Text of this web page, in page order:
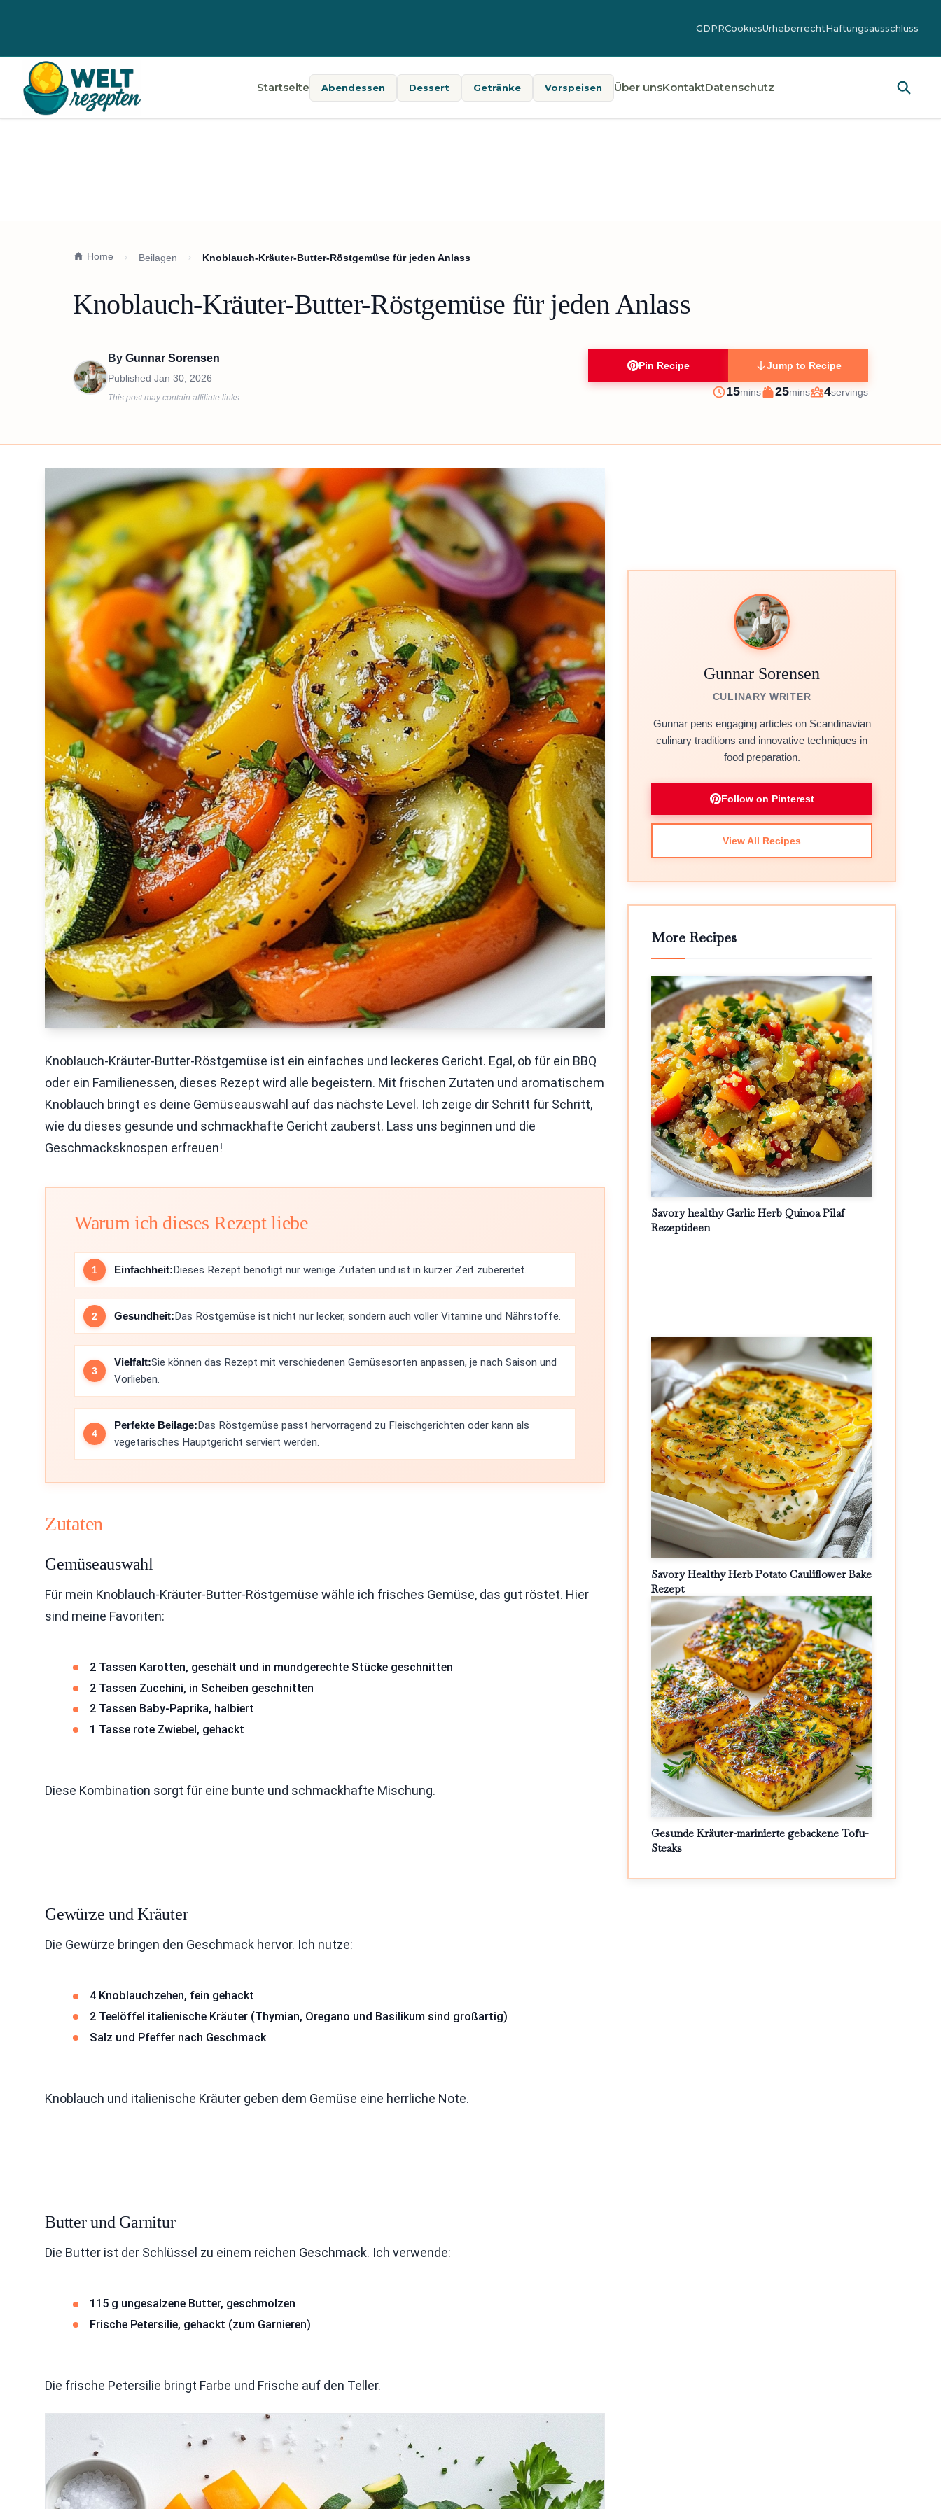
GDPRCookiesUrheberrechtHaftungsausschluss
Startseite Abendessen Dessert Getränke Vorspeisen Über unsKontaktDatenschutz
Home Beilagen Knoblauch-Kräuter-Butter-Röstgemüse für jeden Anlass
Knoblauch-Kräuter-Butter-Röstgemüse für jeden Anlass
By Gunnar Sorensen
Published Jan 30, 2026
This post may contain affiliate links.
Pin Recipe Jump to Recipe
Prep
15minutes
mins
Cook
25minutes
mins
Servings
4servings
Knoblauch-Kräuter-Butter-Röstgemüse ist ein einfaches und leckeres Gericht. Egal, ob für ein BBQ
oder ein Familienessen, dieses Rezept wird alle begeistern. Mit frischen Zutaten und aromatischem
Knoblauch bringt es deine Gemüseauswahl auf das nächste Level. Ich zeige dir Schritt für Schritt,
wie du dieses gesunde und schmackhafte Gericht zauberst. Lass uns beginnen und die
Geschmacksknospen erfreuen!
Warum ich dieses Rezept liebe
Einfachheit:Dieses Rezept benötigt nur wenige Zutaten und ist in kurzer Zeit zubereitet.
Gesundheit:Das Röstgemüse ist nicht nur lecker, sondern auch voller Vitamine und Nährstoffe.
Vielfalt:Sie können das Rezept mit verschiedenen Gemüsesorten anpassen, je nach Saison und
Vorlieben.
Perfekte Beilage:Das Röstgemüse passt hervorragend zu Fleischgerichten oder kann als
vegetarisches Hauptgericht serviert werden.
Zutaten
Gemüseauswahl
Für mein Knoblauch-Kräuter-Butter-Röstgemüse wähle ich frisches Gemüse, das gut röstet. Hier
sind meine Favoriten:
2 Tassen Karotten, geschält und in mundgerechte Stücke geschnitten
2 Tassen Zucchini, in Scheiben geschnitten
2 Tassen Baby-Paprika, halbiert
1 Tasse rote Zwiebel, gehackt
Diese Kombination sorgt für eine bunte und schmackhafte Mischung.
Gewürze und Kräuter
Die Gewürze bringen den Geschmack hervor. Ich nutze:
4 Knoblauchzehen, fein gehackt
2 Teelöffel italienische Kräuter (Thymian, Oregano und Basilikum sind großartig)
Salz und Pfeffer nach Geschmack
Knoblauch und italienische Kräuter geben dem Gemüse eine herrliche Note.
Butter und Garnitur
Die Butter ist der Schlüssel zu einem reichen Geschmack. Ich verwende:
115 g ungesalzene Butter, geschmolzen
Frische Petersilie, gehackt (zum Garnieren)
Die frische Petersilie bringt Farbe und Frische auf den Teller.
Gunnar Sorensen
CULINARY WRITER
Gunnar pens engaging articles on Scandinavian
culinary traditions and innovative techniques in
food preparation.
Follow on Pinterest
View All Recipes
More Recipes
Savory healthy Garlic Herb Quinoa Pilaf
Rezeptideen
Savory Healthy Herb Potato Cauliflower Bake
Rezept
Gesunde Kräuter-marinierte gebackene Tofu-
Steaks